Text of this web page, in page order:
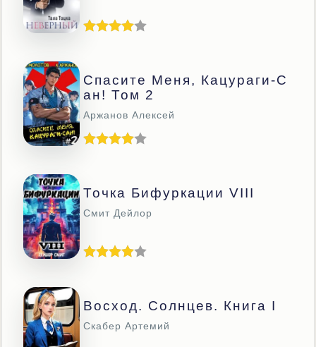
Спасите Меня, Кацураги-С
Ан! Том 2
Аржанов Алексей
Точка Бифуркации VIII
Смит Дейлор
Восход. Солнцев. Книга I
Скабер Артемий